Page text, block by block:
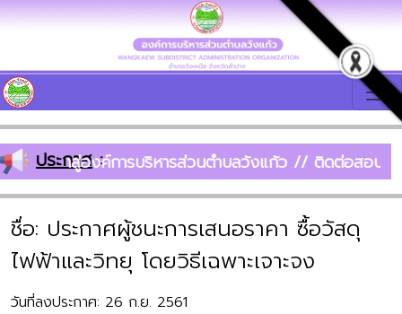
ประกาศ:
นรับเข้าสู่องค์การบริหารส่วนตำบลวังแก้ว // ติดต่อสอบถ
ชื่อ: ประกาศผู้ชนะการเสนอราคา ซื้อวัสดุ
ไฟฟ้าและวิทยุ โดยวิธีเฉพาะเจาะจง
วันที่ลงประกาศ: 26 ก.ย. 2561